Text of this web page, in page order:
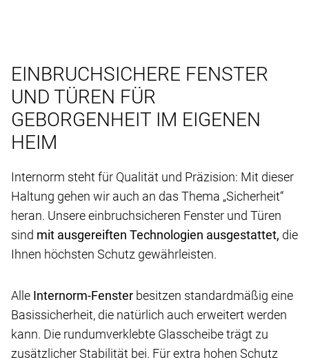
EINBRUCHSICHERE FENSTER
UND TÜREN FÜR
GEBORGENHEIT IM EIGENEN
HEIM
Internorm steht für Qualität und Präzision: Mit dieser
Haltung gehen wir auch an das Thema „Sicherheit“
heran. Unsere einbruchsicheren Fenster und Türen
sind mit ausgereiften Technologien ausgestattet, die
Ihnen höchsten Schutz gewährleisten.
Alle Internorm-Fenster besitzen standardmäßig eine
Basissicherheit, die natürlich auch erweitert werden
kann. Die rundumverklebte Glasscheibe trägt zu
zusätzlicher Stabilität bei. Für extra hohen Schutz